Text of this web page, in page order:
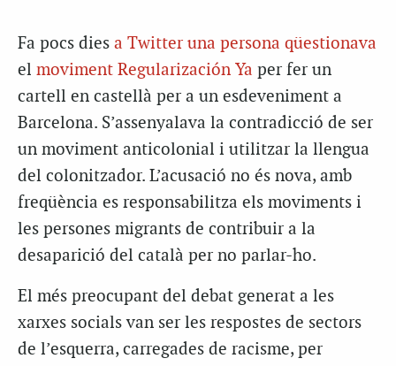
Fa pocs dies a Twitter una persona qüestionava
el moviment Regularización Ya per fer un
cartell en castellà per a un esdeveniment a
Barcelona. S’assenyalava la contradicció de ser
un moviment anticolonial i utilitzar la llengua
del colonitzador. L’acusació no és nova, amb
freqüència es responsabilitza els moviments i
les persones migrants de contribuir a la
desaparició del català per no parlar-ho.
El més preocupant del debat generat a les
xarxes socials van ser les respostes de sectors
de l’esquerra, carregades de racisme, per